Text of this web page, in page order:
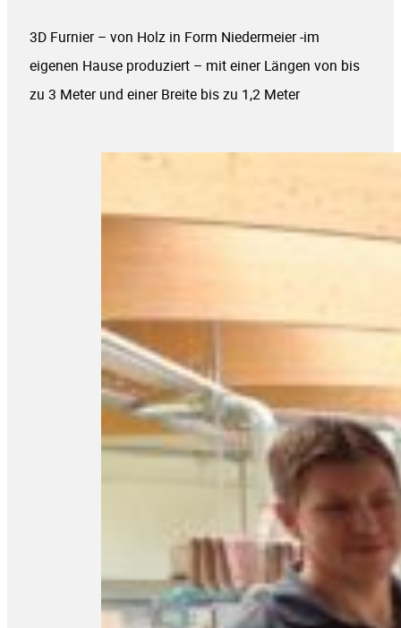
3D Furnier – von Holz in Form Niedermeier -im
eigenen Hause produziert – mit einer Längen von bis
zu 3 Meter und einer Breite bis zu 1,2 Meter